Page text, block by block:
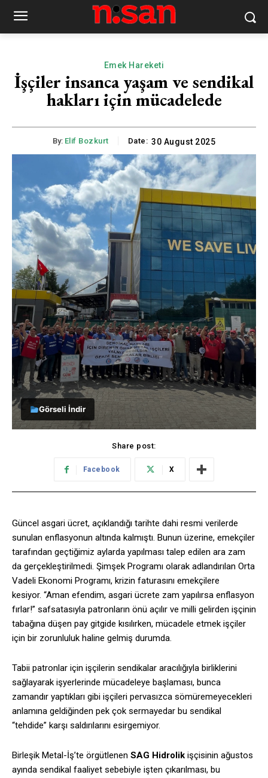
Emek Hareketi
İşçiler insanca yaşam ve sendikal
hakları için mücadelede
By: Elif Bozkurt Date: 30 August 2025
Görseli İndir
Share post:
Facebook X
Güncel asgari ücret, açıklandığı tarihte dahi resmi verilerde
sunulan enflasyonun altında kalmıştı. Bunun üzerine, emekçiler
tarafından geçtiğimiz aylarda yapılması talep edilen ara zam
da gerçekleştirilmedi. Şimşek Programı olarak adlandırılan Orta
Vadeli Ekonomi Programı, krizin faturasını emekçilere
kesiyor. “Aman efendim, asgari ücrete zam yapılırsa enflasyon
fırlar!” safsatasıyla patronların önü açılır ve milli gelirden işçinin
tabağına düşen pay gitgide kısılırken, mücadele etmek işçiler
için bir zorunluluk haline gelmiş durumda.
Tabii patronlar için işçilerin sendikalar aracılığıyla birliklerini
sağlayarak işyerlerinde mücadeleye başlaması, bunca
zamandır yaptıkları gibi işçileri pervasızca sömüremeyecekleri
anlamına geldiğinden pek çok sermayedar bu sendikal
“tehdide” karşı saldırılarını esirgemiyor.
Birleşik Metal-İş’te örgütlenen SAG Hidrolik işçisinin ağustos
ayında sendikal faaliyet sebebiyle işten çıkarılması, bu